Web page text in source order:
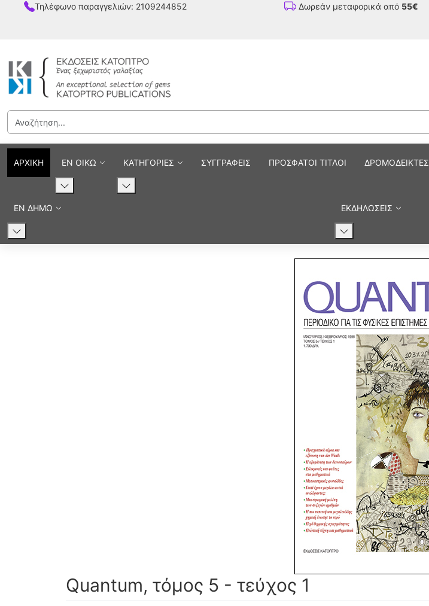
Τηλέφωνο παραγγελιών: 2109244852 Δωρεάν μεταφορικά από 55€
ΑΡΧΙΚΗ ΕΝ ΟΙΚΩ ΚΑΤΗΓΟΡΙΕΣ ΣΥΓΓΡΑΦΕΙΣ ΠΡΟΣΦΑΤΟΙ ΤΙΤΛΟΙ ΔΡΟΜΟΔΕΙΚΤΕΣ
ΕΝ ΔΗΜΩ ΕΚΔΗΛΩΣΕΙΣ
Quantum, τόμος 5 - τεύχος 1